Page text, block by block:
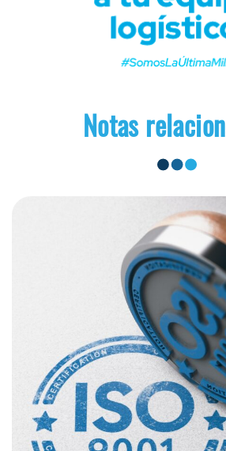
Notas